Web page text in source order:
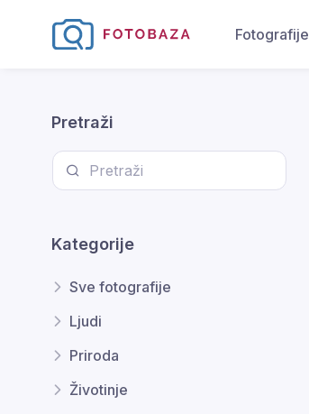
Fotografije
Pretraži
Kategorije
Sve fotografije
Ljudi
Priroda
Životinje